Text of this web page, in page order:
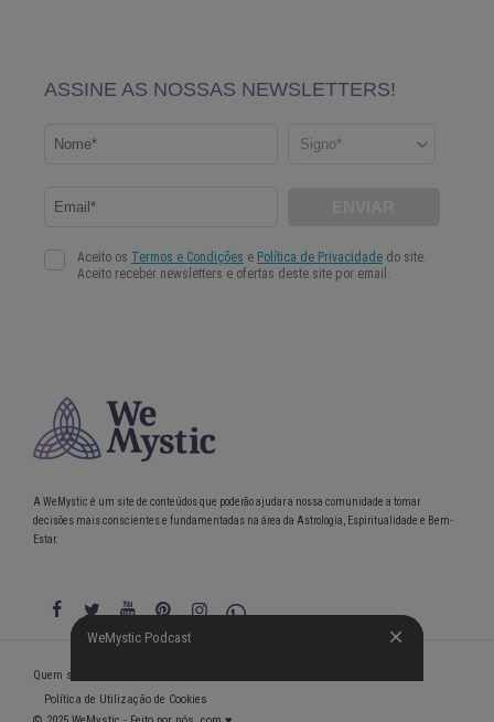
WeMystic Podcast
A WeMystic é um site de conteúdos que poderão ajudar a nossa comunidade a tomar
decisões mais conscientes e fundamentadas na área da Astrologia, Espiritualidade e Bem-
Estar.
WeMystic Podcast
Quem somos
Política de Utilização de Cookies